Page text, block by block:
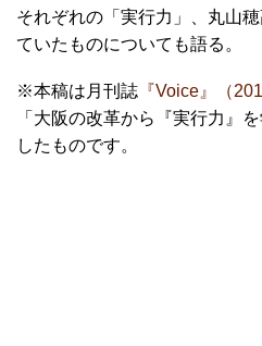
それぞれの「実行力」、丸山
ていたものについても語る。
※本稿は月刊誌 『Voice』（
「大阪の改革から『実行力』
したものです。